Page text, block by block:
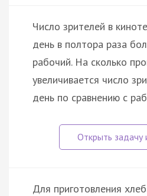
Число зрителей в
день в полтора раза
рабочий. На сколько
увеличивается число
день по сравнению с
Для приготовления